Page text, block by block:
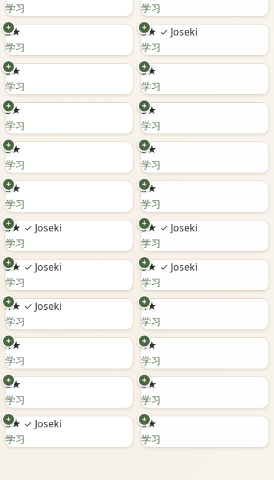
学习
学习
3★
+
学习
3★ ✓ Joseki
+
学习
3★
+
学习
3★
+
学习
3★
+
学习
3★
+
学习
3★
+
学习
3★
+
学习
3★
+
学习
3★
+
学习
3★ ✓ Joseki
+
学习
3★ ✓ Joseki
+
学习
3★ ✓ Joseki
+
学习
3★ ✓ Joseki
+
学习
4★ ✓ Joseki
+
学习
4★
+
学习
4★
+
学习
4★
+
学习
5★
+
学习
5★
+
学习
5★ ✓ Joseki
+
学习
5★
+
学习